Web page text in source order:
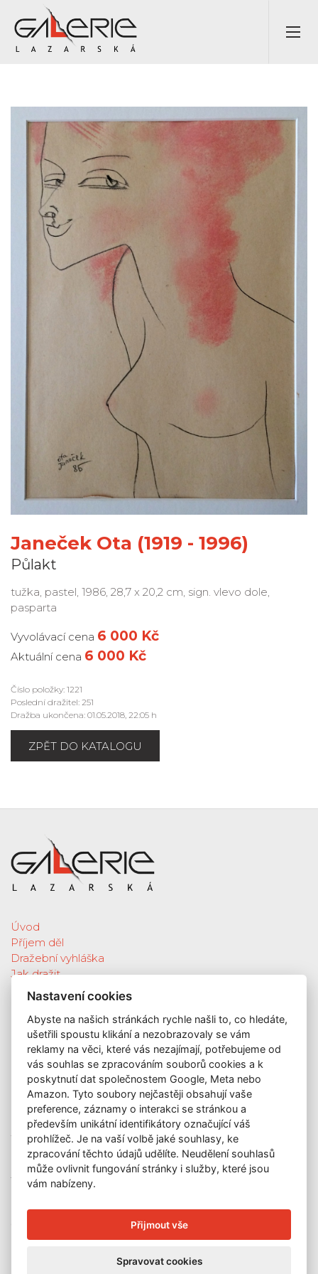
Janeček Ota (1919 - 1996)
Půlakt
tužka, pastel, 1986, 28,7 x 20,2 cm, sign. vlevo dole,
pasparta
Vyvolávací cena 6 000 Kč
Aktuální cena 6 000 Kč
Číslo položky: 1221
Poslední dražitel: 251
Dražba ukončena: 01.05.2018, 22:05 h
ZPĚT DO KATALOGU
Úvod
Příjem děl
Dražební vyhláška
Jak dražit
Galerie
Katalog vydražených děl
O nás
GDPR
Kontakt
KONTAKT
GALERIE LAZARSKÁ
Lazarská 7
110 00 Praha 1
E-mail:
info@galerielazarska.cz
Telefon:
+420 222 523 739
OTEVÍRACÍ DOBA
Nastavení cookies
Abyste na našich stránkách rychle našli to, co hledáte,
ušetřili spoustu klikání a nezobrazovaly se vám
reklamy na věci, které vás nezajímají, potřebujeme od
vás souhlas se zpracováním souborů cookies a k
poskytnutí dat společnostem Google, Meta nebo
Amazon. Tyto soubory nejčastěji obsahují vaše
preference, záznamy o interakci se stránkou a
především unikátní identifikátory označující váš
prohlížeč. Je na vaší volbě jaké souhlasy, ke
zpracování těchto údajů udělíte. Neudělení souhlasů
může ovlivnit fungování stránky i služby, které jsou
vám nabízeny.
Přijmout vše
Spravovat cookies